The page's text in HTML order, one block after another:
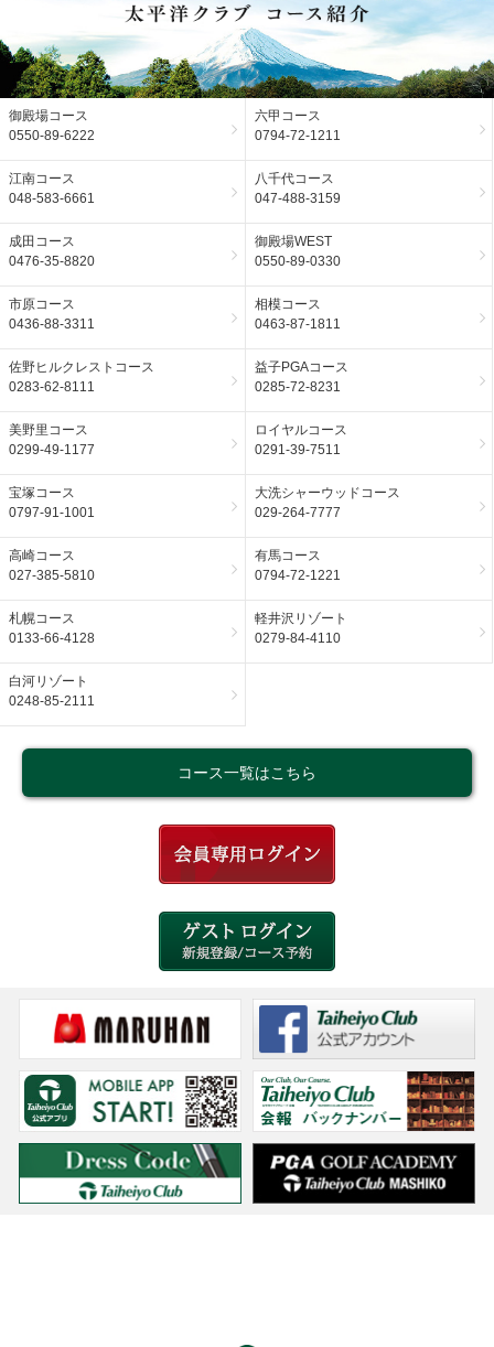
御殿場コース
0550-89-6222
六甲コース
0794-72-1211
江南コース
048-583-6661
八千代コース
047-488-3159
成田コース
0476-35-8820
御殿場WEST
0550-89-0330
市原コース
0436-88-3311
相模コース
0463-87-1811
佐野ヒルクレストコース
0283-62-8111
益子PGAコース
0285-72-8231
美野里コース
0299-49-1177
ロイヤルコース
0291-39-7511
宝塚コース
0797-91-1001
大洗シャーウッドコース
029-264-7777
高崎コース
027-385-5810
有馬コース
0794-72-1221
札幌コース
0133-66-4128
軽井沢リゾート
0279-84-4110
白河リゾート
0248-85-2111
コース一覧はこちら